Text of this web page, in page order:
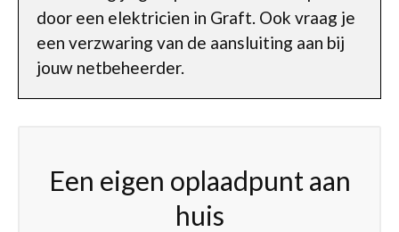
door een elektricien in Graft. Ook vraag je
een verzwaring van de aansluiting aan bij
jouw netbeheerder.
Een eigen oplaadpunt aan
huis